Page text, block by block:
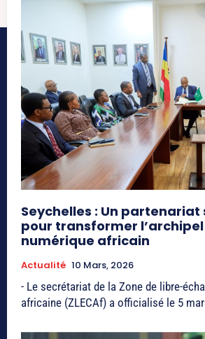
Seychelles : Un
pour transformer
numérique africain
Actualité 10 Mars, 2026
- Le secrétariat de la Zone de libre-
africaine (ZLECAf) a officialisé le 5